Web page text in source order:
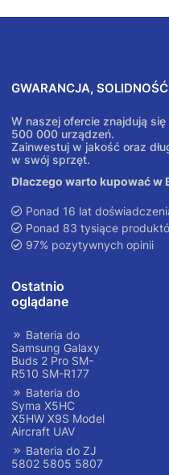
GWARANCJA,
W naszej ofercie znajdują
500 000 urządzeń.
Zainwestuj w jakość oraz
w swój sprzęt.
Dlaczego warto kupować w
Ponad 16 lat
Ponad 83 tysiące
97% pozytywnych opinii
Ostatnio
oglądane
Bateria do
Samsung Galaxy
Buds 2 Pro SM-
R510 SM-R177
Bateria do
Syma X5HC
X5HW X9S Model
Aircraft UAV
Bateria do ZJ
5802 5805 5807